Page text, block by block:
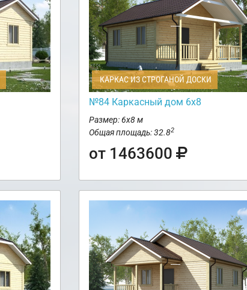
КАРКАС ИЗ СТРОГАНОЙ ДОСКИ
№84 Каркасный дом 6х8
Размер: 6х8 м
Общая площадь: 32.82
от 1463600